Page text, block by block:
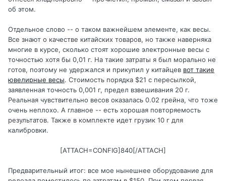
об этом.
Отдельное слово -- о таком важнейшем элементе, как весы.
Все знают о качестве китайских товаров, но также наверняка
многие в курсе, сколько стоят хорошие электронные весы с
точностью хотя бы 0,01 г. На такие затраты я был морально не
готов, поэтому не удержался и прикупил у китайцев вот такие
ювелирные весы. Стоимость порядка $21 с пересылкой,
заявленная точность 0,001 г, предел взвешивания 20 г.
Реальная чувствительно весов оказалась 0.02 грейна, что тоже
очень неплохо. А главное -- есть хорошая повторяемость
результатов. Также в комплекте идет грузик 10 г для
калибровки.
[ATTACH=CONFIG]840[/ATTACH]
Предварительный итог: все мое нынешнее оборудование для